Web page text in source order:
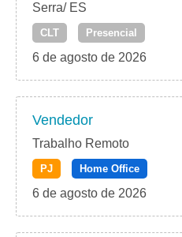
Serra/ ES
CLT Presencial
6 de agosto de 2026
Vendedor
Trabalho Remoto
PJ Home Office
6 de agosto de 2026